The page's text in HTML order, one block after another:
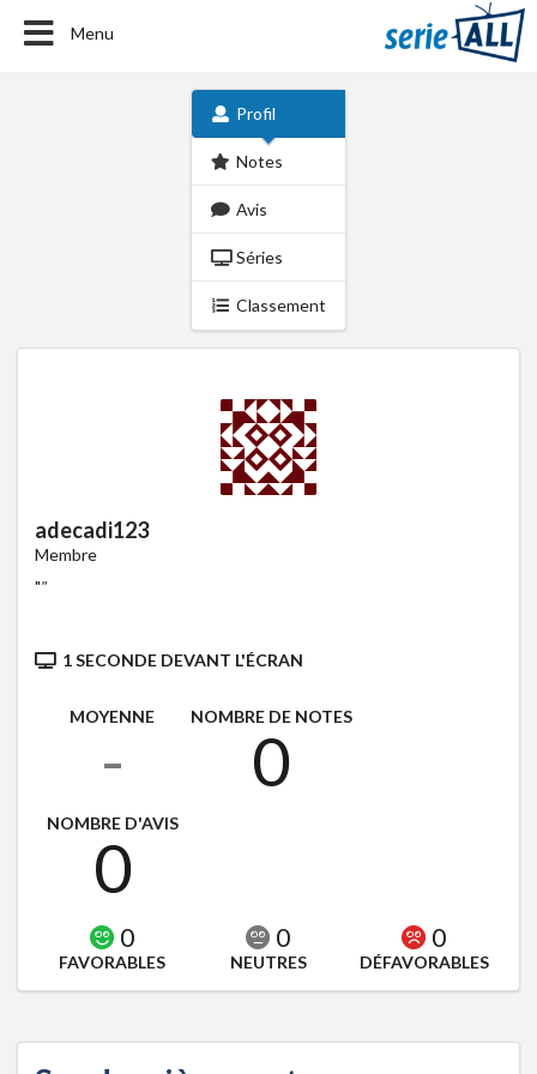
Menu
Profil
Notes
Avis
Séries
Classement
adecadi123
Membre
""
1 SECONDE DEVANT L'ÉCRAN
MOYENNE
-
NOMBRE DE NOTES
0
NOMBRE D'AVIS
0
0
FAVORABLES
0
NEUTRES
0
DÉFAVORABLES